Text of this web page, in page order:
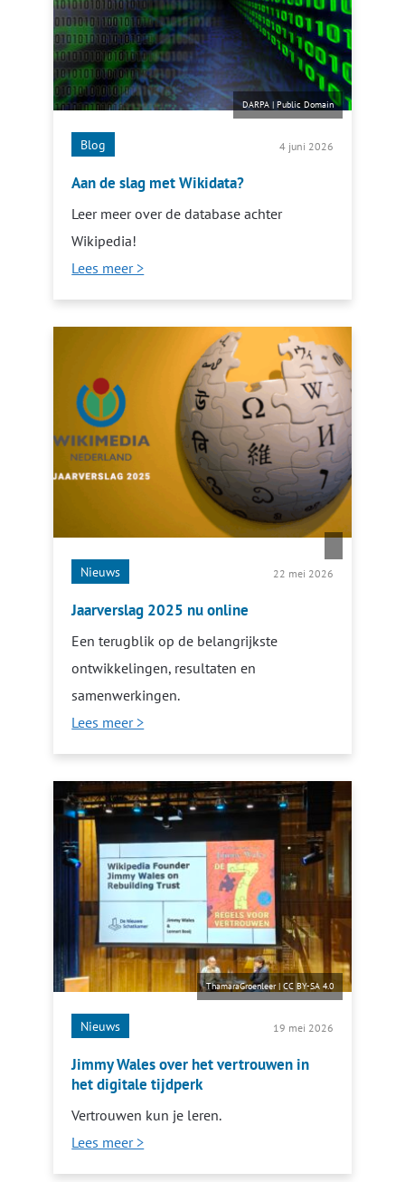
DARPA| Public Domain
Blog 4 juni 2026
Aan de slag met Wikidata?
Leer meer over de database achter
Wikipedia!
Lees meer >
Nieuws 22 mei 2026
Jaarverslag 2025 nu online
Een terugblik op de belangrijkste
ontwikkelingen, resultaten en
samenwerkingen.
Lees meer >
ThamaraGroenleer| CC BY-SA 4.0
Nieuws 19 mei 2026
Jimmy Wales over het vertrouwen in
het digitale tijdperk
Vertrouwen kun je leren.
Lees meer >